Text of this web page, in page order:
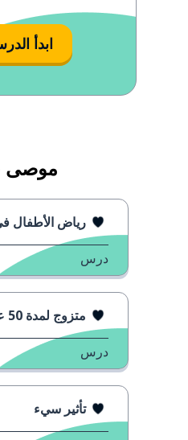
ابدأ
موصى
رياض الأطفال في
درس
متزوج لمدة 50 عامًا
درس
تأثير سيء